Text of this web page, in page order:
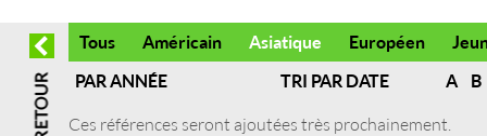
Tous Américain Asiatique Européen
PAR ANNÉE
TRI PAR DATE A
B
Ces références seront ajoutées très prochainement.